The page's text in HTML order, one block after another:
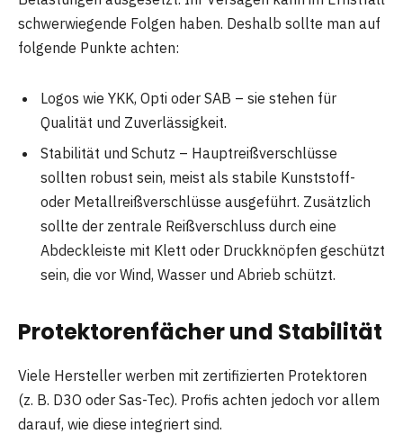
schwerwiegende Folgen haben. Deshalb sollte man auf
folgende Punkte achten:
Logos wie YKK, Opti oder SAB – sie stehen für
Qualität und Zuverlässigkeit.
Stabilität und Schutz – Hauptreißverschlüsse
sollten robust sein, meist als stabile Kunststoff-
oder Metallreißverschlüsse ausgeführt. Zusätzlich
sollte der zentrale Reißverschluss durch eine
Abdeckleiste mit Klett oder Druckknöpfen geschützt
sein, die vor Wind, Wasser und Abrieb schützt.
Protektorenfächer und Stabilität
Viele Hersteller werben mit zertifizierten Protektoren
(z. B. D3O oder Sas-Tec). Profis achten jedoch vor allem
darauf, wie diese integriert sind.